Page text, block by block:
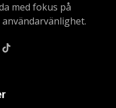
med fokus på